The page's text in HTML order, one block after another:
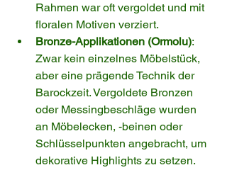
Rahmen war oft vergoldet und mit
floralen Motiven verziert.
Bronze-Applikationen (Ormolu):
Zwar kein einzelnes Möbelstück,
aber eine prägende Technik der
Barockzeit. Vergoldete Bronzen
oder Messingbeschläge wurden
an Möbelecken, -beinen oder
Schlüsselpunkten angebracht, um
dekorative Highlights zu setzen.